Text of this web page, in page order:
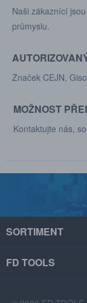
Naši zákaznící
průmyslu.
Značek CEJN,
MOŽNOST
Kontaktujte nás,
SORTIMENT
FD TOOLS